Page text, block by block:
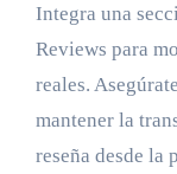
Integra una
Reviews para
reales.
mantener la
reseña desde la